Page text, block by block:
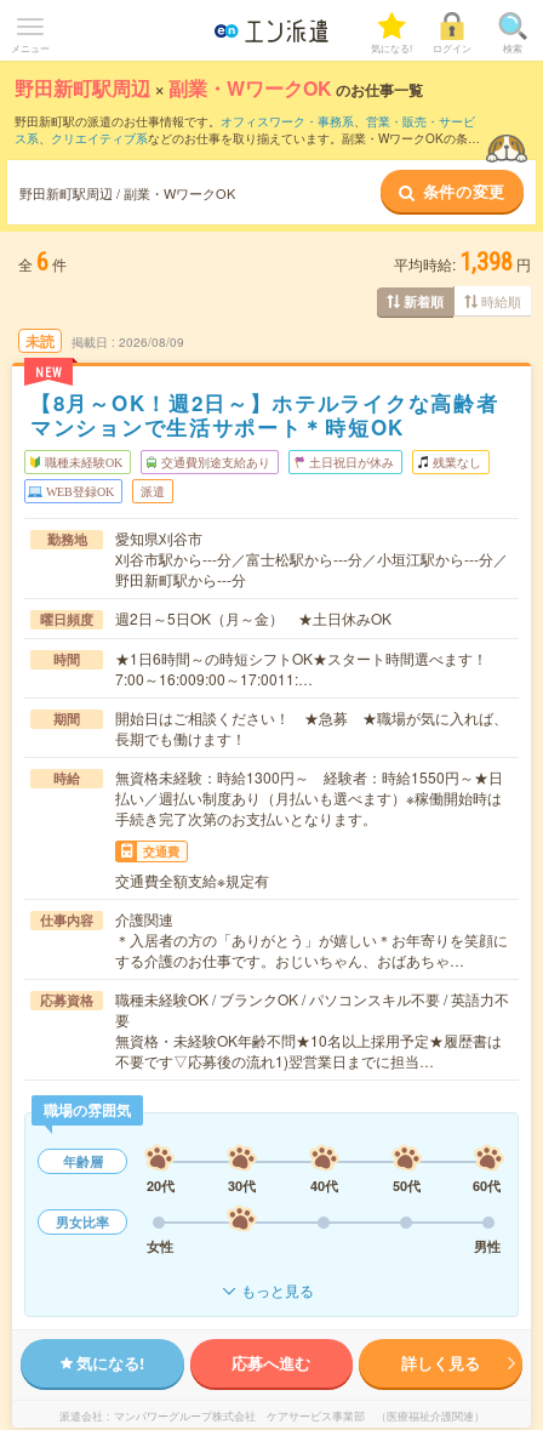
メニュー 気になる! ログイン 検索
野田新町駅周辺 ×副業・WワークOK のお仕事一覧
野田新町駅の派遣のお仕事情報です。 オフィスワーク・事務系、 営業・販売・サービ
ス系、 クリエイティブ系などのお仕事を取り揃えています。副業・WワークOKの条件
野田新町駅周辺 / 副業・WワークOK 条件の変更
全 6件 平均時給: 1,398 円
新着順 時給順
未読
NEW
掲載日 2026/08/09
【8月～OK！週2日～】ホテルライクな高齢者
マンションで生活サポート＊時短OK
職種未経験OK 交通費別途支給あり 土日祝日が休み 残業なし
WEB登録OK 派遣
勤務地
愛知県刈谷市
刈谷市駅から---分／富士松駅から---分／小垣江駅から---分／
野田新町駅から---分
曜日頻度 週2日～5日OK（月～金） ★土日休みOK
時間
★1日6時間～の時短シフトOK★スタート時間選べます！
7:00～16:009:00～17:0011:…
期間
開始日はご相談ください！ ★急募 ★職場が気に入れば、
長期でも働けます！
時給
無資格未経験：時給1300円～ 経験者：時給1550円～★日
払い／週払い制度あり（月払いも選べます）※稼働開始時は
手続き完了次第のお支払いとなります。
交通費
交通費全額支給※規定有
仕事内容
介護関連
＊入居者の方の「ありがとう」が嬉しい＊お年寄りを笑顔に
する介護のお仕事です。おじいちゃん、おばあちゃ…
応募資格
職種未経験OK / ブランクOK / パソコンスキル不要 / 英語力不
要
無資格・未経験OK年齢不問★10名以上採用予定★履歴書は
不要です▽応募後の流れ1)翌営業日までに担当…
職場の雰囲気
年齢層
20代
30代 40代 50代
60代
男女比率
女性
男性
もっと見る
気になる! 応募へ進む 詳しく見る
派遣会社 マンパワーグループ株式会社 ケアサービス事業部 （医療福祉介護関連）